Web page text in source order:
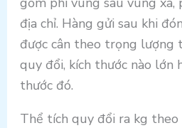
địa chỉ. Hàng gửi sau khi
được cân theo trọng lượng
quy đổi, kích thước nào lớn
thước đó.
Thể tích quy đổi ra kg theo